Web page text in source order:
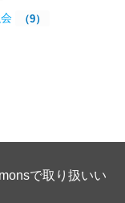
（9）
で取り扱いい